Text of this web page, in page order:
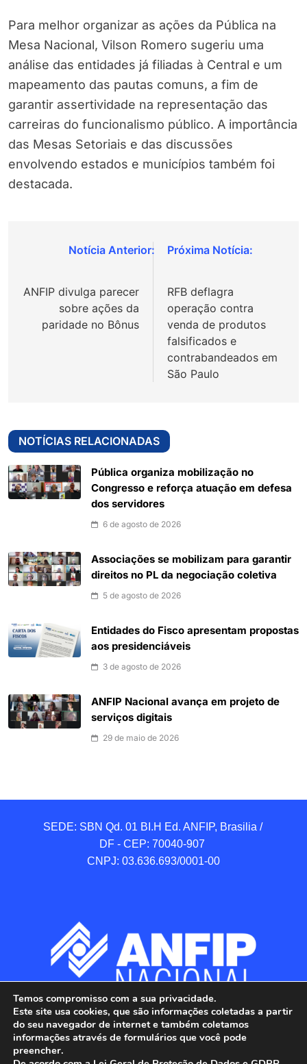
Para melhor organizar as ações da Pública na
Mesa Nacional, Vilson Romero sugeriu uma
análise das entidades já filiadas à Central e um
mapeamento das pautas comuns, a fim de
garantir assertividade na representação das
carreiras do funcionalismo público. A importância
das Mesas Setoriais e das discussões
envolvendo estados e municípios também foi
destacada.
Navegação
Post
ANFIP divulga parecer
sobre ações da
paridade no Bônus
RFB deflagra
operação contra
venda de produtos
falsificados e
contrabandeados em
São Paulo
NOTÍCIAS RELACIONADAS
Pública organiza mobilização no
Congresso e reforça atuação em defesa
dos servidores
6 de agosto de 2026
Associações se mobilizam para garantir
direitos no PL da negociação coletiva
5 de agosto de 2026
Entidades do Fisco apresentam propostas
aos presidenciáveis
3 de agosto de 2026
ANFIP Nacional avança em projeto de
serviços digitais
29 de maio de 2026
SEDE: SBN Qd. 01 BI.H Ed. ANFIP, Brasilia /
DF - CEP: 70040-907
CNPJ: 03.636.693/0001-00
Temos compromisso com a sua privacidade.
Este site usa cookies, que são informações coletadas a partir
do seu navegador de internet e também coletamos
informações através de formulários que você pode
preencher.